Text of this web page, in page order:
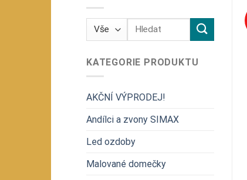
Hledat:
KATEGORIE PRODUKTU
AKČNÍ VÝPRODEJ!
Andílci a zvony SIMAX
Led ozdoby
Malované domečky